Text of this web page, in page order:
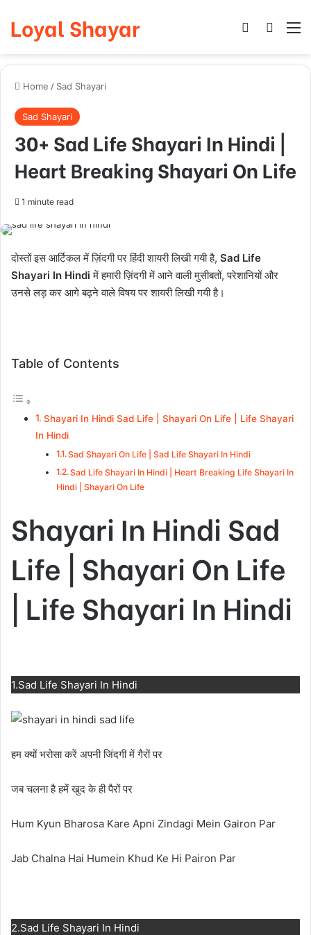
Loyal Shayar Log In
Home / Sad Shayari
Sad Shayari
30+ Sad Life Shayari In Hindi |
Heart Breaking Shayari On Life
1 minute read
दोस्तों इस आर्टिकल में ज़िंदगी पर हिंदी शायरी लिखी गयी है, Sad Life
Shayari In Hindi में हमारी ज़िंदगी में आने वाली मुसीबतों, परेशानियों और
उनसे लड़ कर आगे बढ़ने वाले विषय पर शायरी लिखी गयी है।
Table of Contents
Shayari In Hindi Sad Life | Shayari On Life | Life Shayari
In Hindi
Sad Shayari On Life | Sad Life Shayari In Hindi
Sad Life Shayari In Hindi | Heart Breaking Life Shayari In
Hindi | Shayari On Life
Shayari In Hindi Sad
Life | Shayari On Life
| Life Shayari In Hindi
1.Sad Life Shayari In Hindi
हम क्यों भरोसा करें अपनी जिंदगी में गैरों पर
जब चलना है हमें खुद के ही पैरों पर
Hum Kyun Bharosa Kare Apni Zindagi Mein Gairon Par
Jab Chalna Hai Humein Khud Ke Hi Pairon Par
2.Sad Life Shayari In Hindi